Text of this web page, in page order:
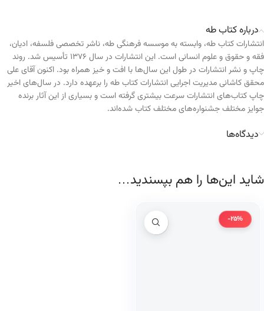
درباره کتاب طه
انتشارات کتاب طه، وابسته به موسسه فرهنگی طه، ناشر تخصصی فلسفه، ادیان،
فقه و حقوق و علوم انسانی است. این انتشارات در سال ۱۳۷۶ تأسیس شد. روند
چاپ و نشر انتشارات در طول این سال‌ها با افت و خیز همراه بود. اکنون آقای علی
محقق کاشانی مدیریت اجرایی انتشارات کتاب طه را برعهده دارد. در سال‌های اخیر
چاپ کتاب‌های انتشارات سرعت بیشتری گرفته است و بسیاری از این آثار برنده
جوایز مختلف جشنواره‌های مختلف کتاب شده‌اند.
دیدگاه‌ها
شاید این‌ها را هم بپسندید…
-25%